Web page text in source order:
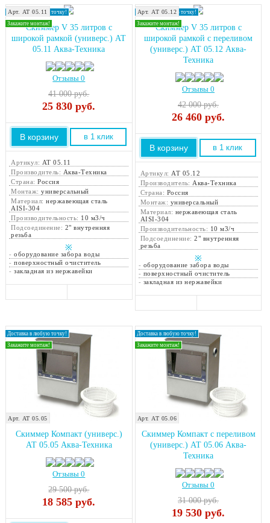
Доставка в любую точку!
Закажите монтаж!
Арт. АТ 05.11
Скиммер V 35 литров с
широкой рамкой (универс.) АТ
05.11 Аква-Техника
Отзывы 0
41 000 руб.
25 830 руб.
В корзину в 1 клик
Артикул: АТ 05.11
Производитель: Аква-Техника
Страна:Россия
Монтаж:универсальный
Материал:нержавеющая сталь
AISI-304
Производительность: 10 м3/ч
Подсоединение: 2" внутренняя
резьба
※
-оборудование забора воды
-поверхностный очиститель
-закладная из нержавейки
Доставка в любую точку!
Закажите монтаж!
Арт. АТ 05.12
Скиммер V 35 литров с
широкой рамкой с переливом
(универс.) АТ 05.12 Аква-
Техника
Отзывы 0
42 000 руб.
26 460 руб.
В корзину в 1 клик
Артикул: АТ 05.12
Производитель: Аква-Техника
Страна: Россия
Монтаж: универсальный
Материал: нержавеющая сталь
AISI-304
Производительность: 10 м3/ч
Подсоединение:2" внутренняя
резьба
※
- оборудование забора воды
- поверхностный очиститель
- закладная из нержавейки
Доставка в любую точку!
Закажите монтаж!
Арт. АТ 05.05
Скиммер Компакт (универс.)
АТ 05.05 Аква-Техника
Отзывы 0
29 500 руб.
18 585 руб.
Доставка в любую точку!
Закажите монтаж!
Арт. АТ 05.06
Скиммер Компакт с переливом
(универс.) АТ 05.06 Аква-
Техника
Отзывы 0
31 000 руб.
19 530 руб.